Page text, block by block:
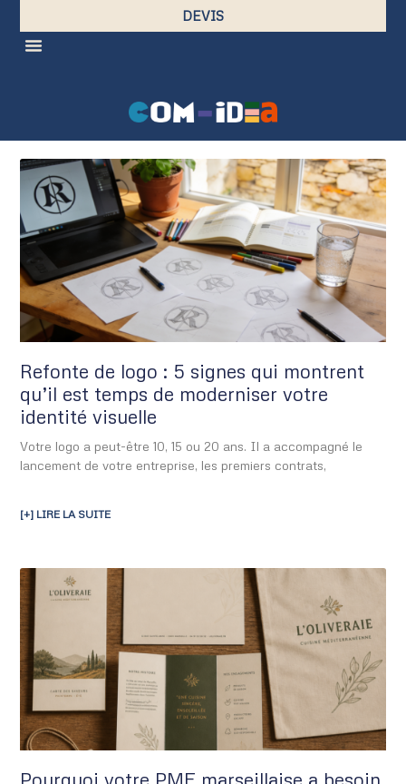
DEVIS
Refonte de logo : 5 signes qui montrent
qu’il est temps de moderniser votre
identité visuelle
Votre logo a peut-être 10, 15 ou 20 ans. Il a accompagné le
lancement de votre entreprise, les premiers contrats,
[+] LIRE LA SUITE